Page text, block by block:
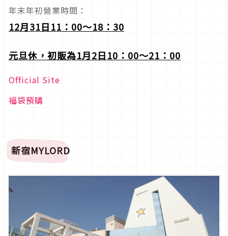
年末年初營業時間：
12月31日11：00～18：30
元旦休，初販為1月2日10：00～21：00
Official Site
福袋預購
新宿MYLORD